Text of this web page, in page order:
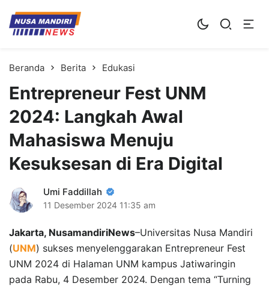
Kampus Digital Bisnis
Universitas Nusa Mandiri
Beranda Berita Edukasi
Entrepreneur Fest UNM
2024: Langkah Awal
Mahasiswa Menuju
Kesuksesan di Era Digital
Umi Faddillah
11 Desember 2024 11:35 am
Jakarta, NusamandiriNews–Universitas Nusa Mandiri
(UNM) sukses menyelenggarakan Entrepreneur Fest
UNM 2024 di Halaman UNM kampus Jatiwaringin
pada Rabu, 4 Desember 2024. Dengan tema “Turning